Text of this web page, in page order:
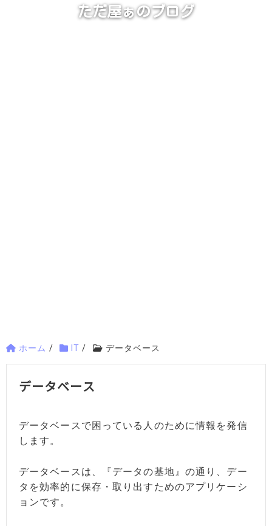
ただ屋ぁのブログ
ホーム / IT / データベース
データベース
データベースで困っている人のために情報を発信
します。
データベースは、『データの基地』の通り、デー
タを効率的に保存・取り出すためのアプリケーシ
ョンです。